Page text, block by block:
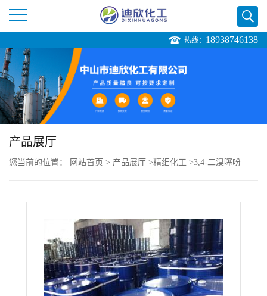
司
首
页
公
热线： 18938746138
产品展厅
您当前的位置： 网站首页 > 产品展厅 >精细化工 >3,4-二溴噻吩